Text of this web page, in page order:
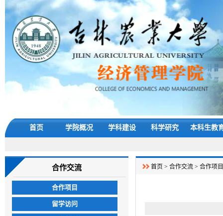
首页 学院概况 学科建设 科学研究 本科生教
合作交流
合作项目
留学访问
首页 > 合作交流 > 合作项目